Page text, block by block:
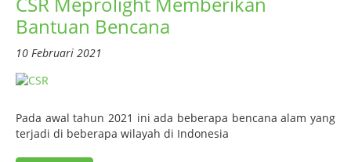
Bantuan Bencana
10 Februari 2021
Pada awal tahun 2021 ini ada beberapa bencana alam yang
terjadi di beberapa wilayah di Indonesia